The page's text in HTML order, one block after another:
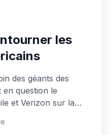
les
des géants des
en question le
et Verizon sur la